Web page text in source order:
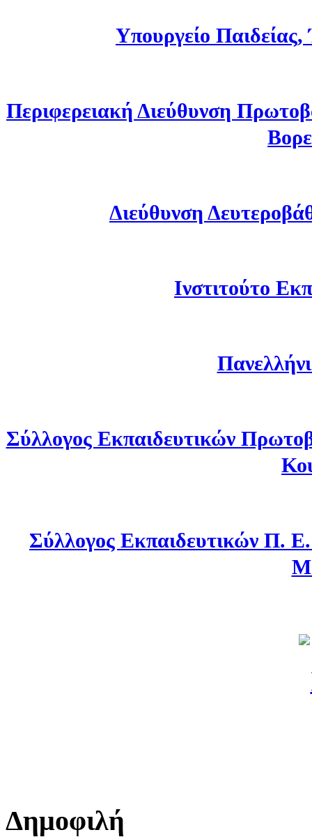
Υπουργείο
Περιφερειακή Διεύθυνση
Διεύθυνση
Ινστιτούτο
Σύλλογος Εκπαιδευτικών
Σύλλογος Εκπαιδευτικών Π.
Δημοφιλή